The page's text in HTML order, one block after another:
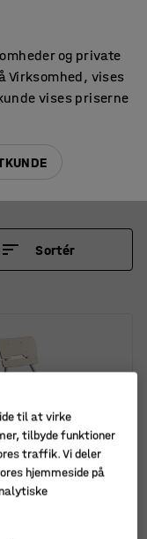
Sortér
og private
Virksomhed, vises
vises priserne
til at virke
tilbyde funktioner
traffik. Vi deler
hjemmeside på